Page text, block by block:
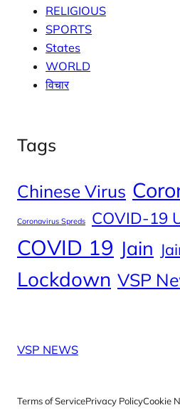
RELIGIOUS
SPORTS
States
WORLD
विचार
Tags
Chinese Virus
Coronavirus Spreds COVID-19
COVID 19 Jain
Lockdown VSP
VSP NEWS
Terms of ServicePrivacy PolicyCookie